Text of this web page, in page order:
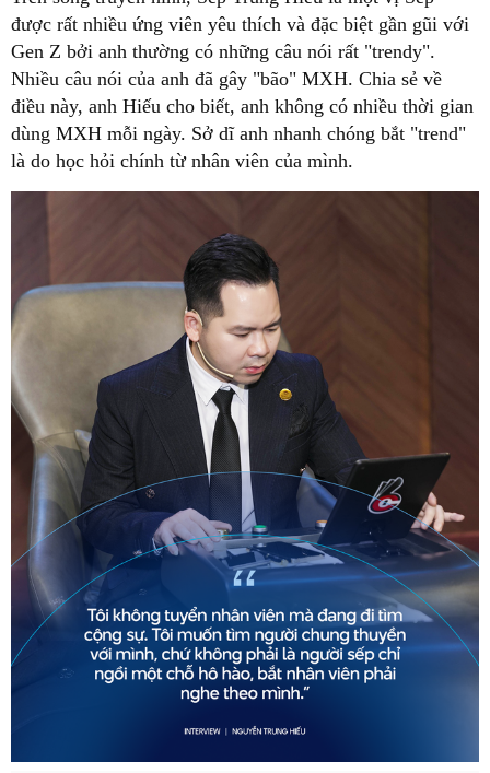
được rất nhiều ứng viên yêu thích và đặc biệt gần gũi với
Gen Z bởi anh thường có những câu nói rất "trendy".
Nhiều câu nói của anh đã gây "bão" MXH. Chia sẻ về
điều này, anh Hiếu cho biết, anh không có nhiều thời gian
dùng MXH mỗi ngày. Sở dĩ anh nhanh chóng bắt "trend"
là do học hỏi chính từ nhân viên của mình.